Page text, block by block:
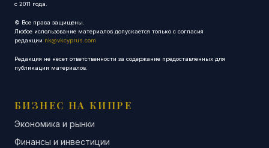
с 2011 года.
© Все права защищены.
Любое использование материалов допускается только с согласия
редакции nk@vkcyprus.com
Редакция не несет ответственности за содержание предоставленных для
публикации материалов.
БИЗНЕС НА КИПРЕ
Экономика и рынки
Финансы и инвестиции